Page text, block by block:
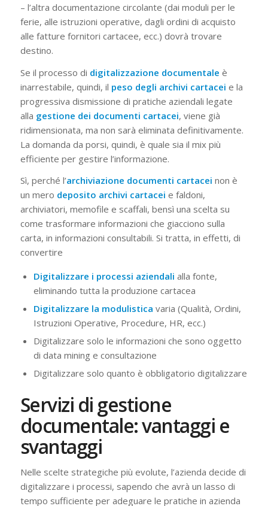
– l’altra documentazione circolante (dai moduli per le
ferie, alle istruzioni operative, dagli ordini di acquisto
alle fatture fornitori cartacee, ecc.) dovrà trovare
destino.
Se il processo di digitalizzazione documentale è
inarrestabile, quindi, il peso degli archivi cartacei e la
progressiva dismissione di pratiche aziendali legate
alla gestione dei documenti cartacei, viene già
ridimensionata, ma non sarà eliminata definitivamente.
La domanda da porsi, quindi, è quale sia il mix più
efficiente per gestire l’informazione.
Sì, perché l’archiviazione documenti cartacei non è
un mero deposito archivi cartacei e faldoni,
archiviatori, memofile e scaffali, bensì una scelta su
come trasformare informazioni che giacciono sulla
carta, in informazioni consultabili. Si tratta, in effetti, di
convertire
Digitalizzare i processi aziendali alla fonte,
eliminando tutta la produzione cartacea
Digitalizzare la modulistica varia (Qualità, Ordini,
Istruzioni Operative, Procedure, HR, ecc.)
Digitalizzare solo le informazioni che sono oggetto
di data mining e consultazione
Digitalizzare solo quanto è obbligatorio digitalizzare
Servizi di gestione
documentale: vantaggi e
svantaggi
Nelle scelte strategiche più evolute, l’azienda decide di
digitalizzare i processi, sapendo che avrà un lasso di
tempo sufficiente per adeguare le pratiche in azienda